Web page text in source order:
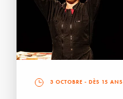
3 OCTOBRE - DÈS 15 ANS